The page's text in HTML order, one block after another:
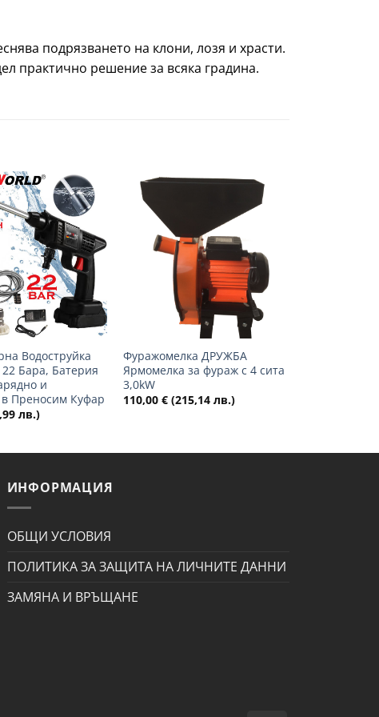
подрязването на клони, лозя и храсти.
практично решение за всяка градина.
Добави
в
желани
Водоструйка
Бара, Батерия
и
в Преносим Куфар
лв.)
Добави
желани
Фуражомелка ДРУЖБА
Ярмомелка за фураж с 4 сита
3,0kW
110,00 € (215,14 лв.)
ИНФОРМАЦИЯ
ОБЩИ УСЛОВИЯ
ПОЛИТИКА ЗА ЗАЩИТА НА ЛИЧНИТЕ ДАННИ
ЗАМЯНА И ВРЪЩАНЕ